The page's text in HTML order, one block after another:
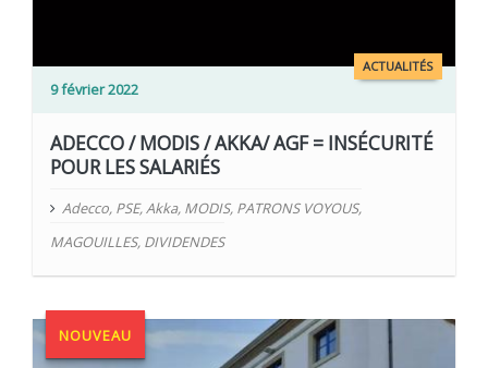
ACTUALITÉS
9 février 2022
ADECCO / MODIS / AKKA/ AGF = INSÉCURITÉ
POUR LES SALARIÉS
Adecco, PSE,Akka, MODIS, PATRONS VOYOUS,
MAGOUILLES, DIVIDENDES
NOUVEAU